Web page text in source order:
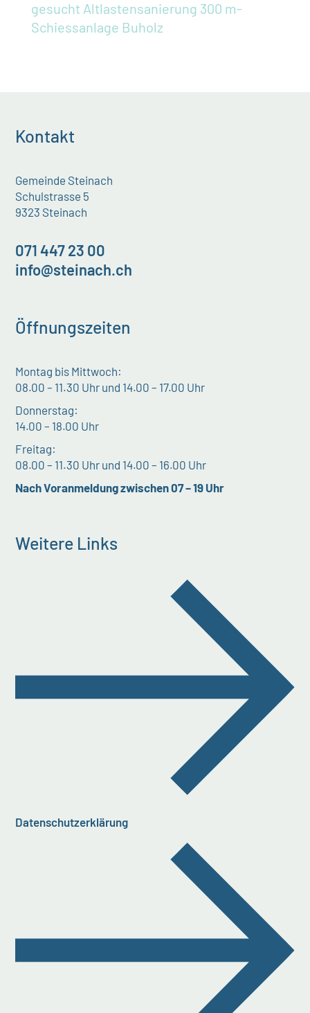
gesucht Altlastensanierung 300 m-
Schiessanlage Buholz
Kontakt
Gemeinde Steinach
Schulstrasse 5
9323 Steinach
071 447 23 00
info@steinach.ch
Öffnungszeiten
Montag bis Mittwoch:
08.00 – 11.30 Uhr und 14.00 – 17.00 Uhr
Donnerstag:
14.00 – 18.00 Uhr
Freitag:
08.00 – 11.30 Uhr und 14.00 – 16.00 Uhr
Nach Voranmeldung zwischen 07 – 19 Uhr
Weitere Links
Datenschutzerklärung